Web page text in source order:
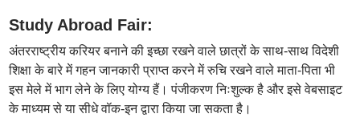
Study Abroad Fair:
अंतरराष्ट्रीय करियर बनाने की इच्छा रखने वाले छात्रों के साथ-साथ विदेशी
शिक्षा के बारे में गहन जानकारी प्राप्त करने में रुचि रखने वाले माता-पिता भी
इस मेले में भाग लेने के लिए योग्य हैं। पंजीकरण निःशुल्क है और इसे वेबसाइट
के माध्यम से या सीधे वॉक-इन द्वारा किया जा सकता है।